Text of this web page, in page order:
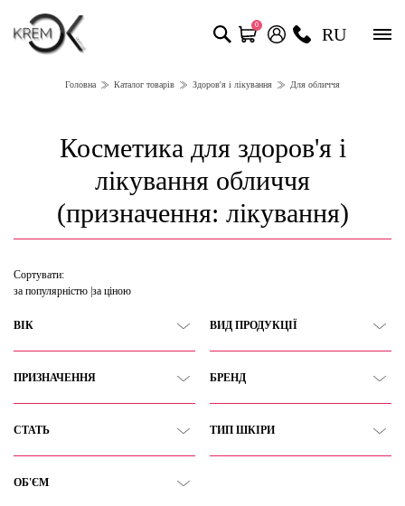
0 RU
Головна Каталог товарів Здоров'я і лікування Для обличчя
Косметика для здоров'я і
лікування обличчя
(призначення: лікування)
Сортувати:
за популярністю за ціною
ВІК ВИД ПРОДУКЦІЇ
ПРИЗНАЧЕННЯ БРЕНД
СТАТЬ ТИП ШКІРИ
ОБ'ЄМ